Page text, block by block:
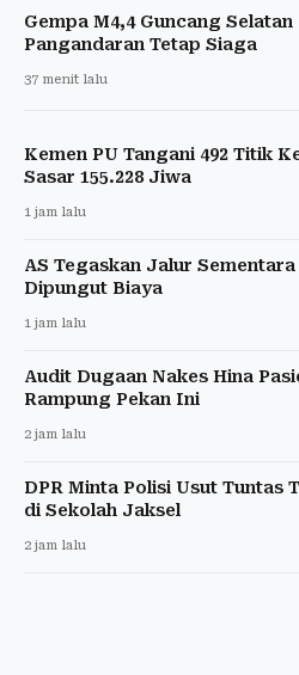
Gempa M4,4 Guncang
Pangandaran Tetap Siaga
37 menit lalu
Kemen PU Tangani 492 Titik
Sasar 155.228 Jiwa
1 jam lalu
AS Tegaskan Jalur
Dipungut Biaya
1 jam lalu
Audit Dugaan Nakes Hina
Rampung Pekan Ini
2 jam lalu
DPR Minta Polisi Usut Tuntas
di Sekolah Jaksel
2 jam lalu